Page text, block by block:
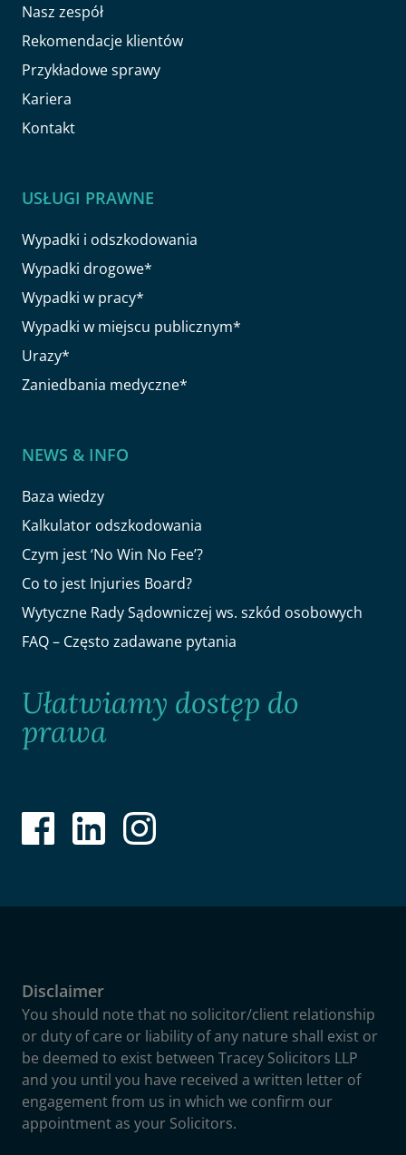
Nasz zespół
Rekomendacje klientów
Przykładowe sprawy
Kariera
Kontakt
USŁUGI PRAWNE
Wypadki i odszkodowania
Wypadki drogowe*
Wypadki w pracy*
Wypadki w miejscu publicznym*
Urazy*
Zaniedbania medyczne*
NEWS & INFO
Baza wiedzy
Kalkulator odszkodowania
Czym jest ‘No Win No Fee’?
Co to jest Injuries Board?
Wytyczne Rady Sądowniczej ws. szkód osobowych
FAQ – Często zadawane pytania
Ułatwiamy dostęp do
prawa
Disclaimer
You should note that no solicitor/client relationship
or duty of care or liability of any nature shall exist or
be deemed to exist between Tracey Solicitors LLP
and you until you have received a written letter of
engagement from us in which we confirm our
appointment as your Solicitors.